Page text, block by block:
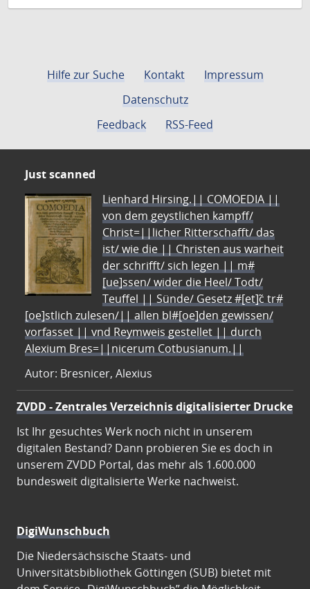
Hilfe zur Suche Kontakt
Impressum
Datenschutz
Feedback
RSS-Feed
Just scanned
Lienhard Hirsing.|| COMOEDIA ||
von dem geystlichen kampff/
Christ=||licher Ritterschafft/ das
ist/ wie die || Christen aus warheit
der schrifft/ sich legen || m#
[ue]ssen/ wider die Heel/ Todt/
Teuffel || Sünde/ Gesetz #[et]c̃ tr#
[oe]stlich zulesen/|| allen bl#[oe]den gewissen/
vorfasset || vnd Reymweis gestellet || durch
Alexium Bres=||nicerum Cotbusianum.||
Autor: Bresnicer, Alexius
ZVDD - Zentrales Verzeichnis digitalisierter Drucke
Ist Ihr gesuchtes Werk noch nicht in unserem
digitalen Bestand? Dann probieren Sie es doch in
unserem ZVDD Portal, das mehr als 1.600.000
bundesweit digitalisierte Werke nachweist.
DigiWunschbuch
Die Niedersächsische Staats- und
Universitätsbibliothek Göttingen (SUB) bietet mit